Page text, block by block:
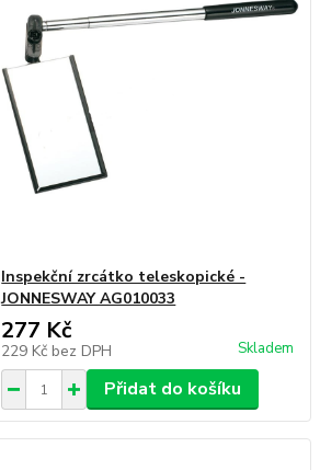
Inspekční zrcátko teleskopické -
JONNESWAY AG010033
277 Kč
229 Kč bez DPH Skladem
Přidat do košíku